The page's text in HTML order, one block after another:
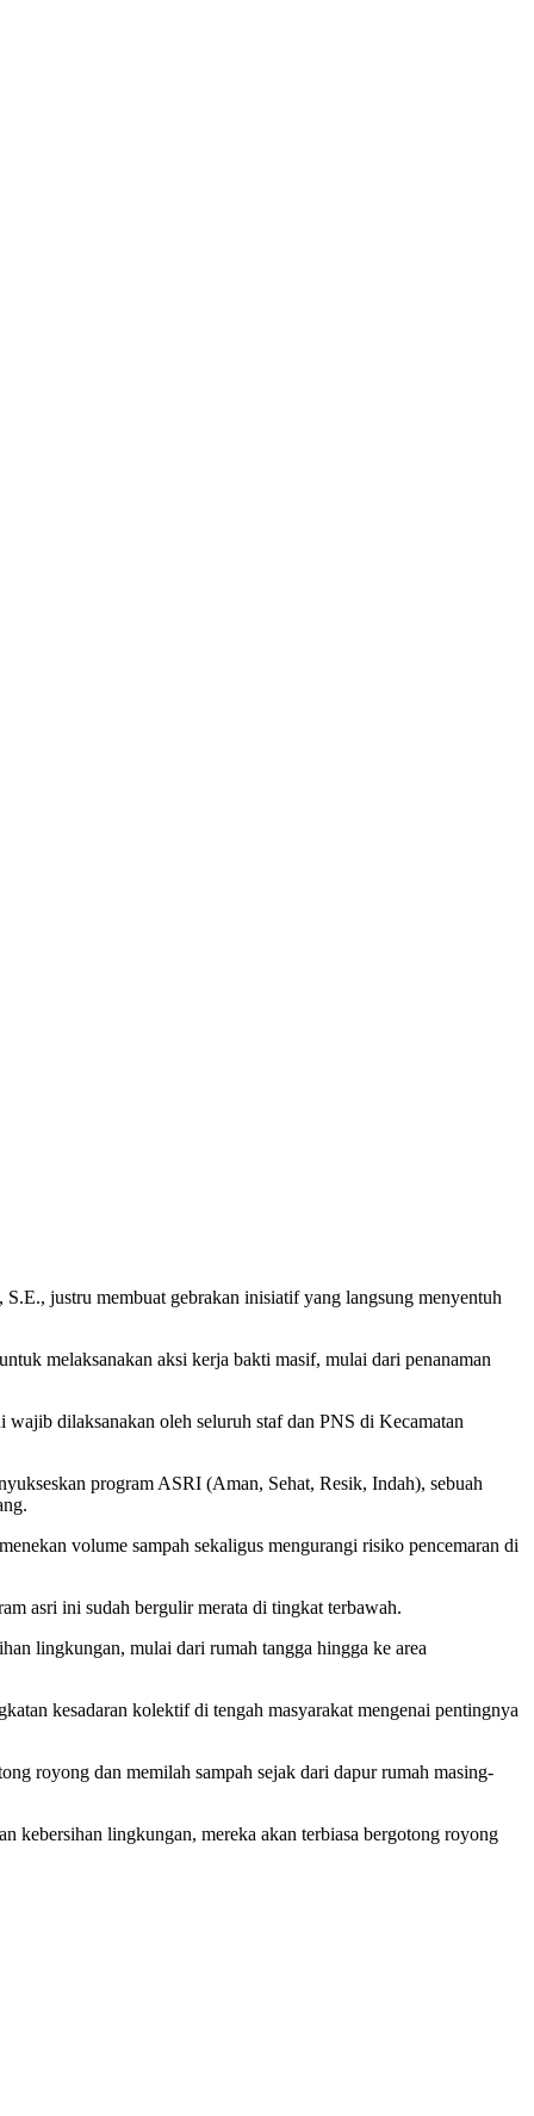
justru membuat gebrakan inisiatif yang langsung menyentuh
melaksanakan aksi kerja bakti masif, mulai dari penanaman
dilaksanakan oleh seluruh staf dan PNS di Kecamatan
program ASRI (Aman, Sehat, Resik, Indah), sebuah
volume sampah sekaligus mengurangi risiko pencemaran di
asri ini sudah bergulir merata di tingkat terbawah.
lingkungan, mulai dari rumah tangga hingga ke area
kesadaran kolektif di tengah masyarakat mengenai pentingnya
royong dan memilah sampah sejak dari dapur rumah masing-
kebersihan lingkungan, mereka akan terbiasa bergotong royong